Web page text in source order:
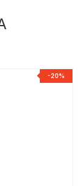
-20%